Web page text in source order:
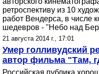
ретроспективу из 10
работ Вендерса, в числе
шедевров - "Небо над
21 августа 2014 г., 17:01
Умер голливудский
автор фильма "Там,
Российская публика